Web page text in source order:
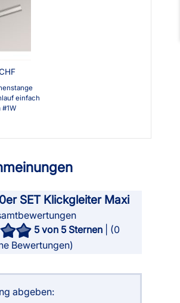
einfach
#1W
SET Klickgleiter Maxi
5von 5 Sternen | (0
Bewertungen)
abgeben: